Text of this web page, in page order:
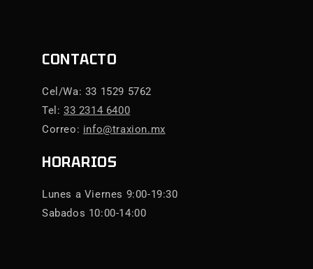
CONTACTO
Cel/Wa: 33 1529 5762
Tel:33 2314 6400
Correo: info@traxion.mx
HORARIOS
Lunes a Viernes 9:00-19:30
Sabados 10:00-14:00